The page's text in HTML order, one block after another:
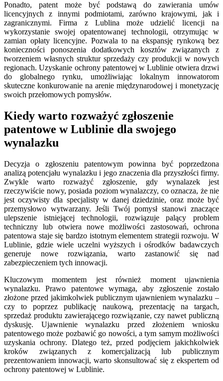
Ponadto, patent może być podstawą do zawierania umów
licencyjnych z innymi podmiotami, zarówno krajowymi, jak i
zagranicznymi. Firma z Lublina może udzielić licencji na
wykorzystanie swojej opatentowanej technologii, otrzymując w
zamian opłaty licencyjne. Pozwala to na ekspansję rynkową bez
konieczności ponoszenia dodatkowych kosztów związanych z
tworzeniem własnych struktur sprzedaży czy produkcji w nowych
regionach. Uzyskanie ochrony patentowej w Lublinie otwiera drzwi
do globalnego rynku, umożliwiając lokalnym innowatorom
skuteczne konkurowanie na arenie międzynarodowej i monetyzację
swoich przełomowych pomysłów.
Kiedy warto rozważyć zgłoszenie
patentowe w Lublinie dla swojego
wynalazku
Decyzja o zgłoszeniu patentowym powinna być poprzedzona
analizą potencjału wynalazku i jego znaczenia dla przyszłości firmy.
Zwykle warto rozważyć zgłoszenie, gdy wynalazek jest
rzeczywiście nowy, posiada poziom wynalazczy, co oznacza, że nie
jest oczywisty dla specjalisty w danej dziedzinie, oraz może być
przemysłowo wytwarzany. Jeśli Twój pomysł stanowi znaczące
ulepszenie istniejącej technologii, rozwiązuje palący problem
techniczny lub otwiera nowe możliwości zastosowań, ochrona
patentowa staje się bardzo istotnym elementem strategii rozwoju. W
Lublinie, gdzie wiele uczelni wyższych i ośrodków badawczych
generuje nowe rozwiązania, warto zastanowić się nad
zabezpieczeniem tych innowacji.
Kluczowym momentem jest również moment ujawnienia
wynalazku. Prawo patentowe wymaga, aby zgłoszenie zostało
złożone przed jakimkolwiek publicznym ujawnieniem wynalazku –
czy to poprzez publikację naukową, prezentację na targach,
sprzedaż produktu zawierającego rozwiązanie, czy nawet publiczną
dyskusję. Ujawnienie wynalazku przed złożeniem wniosku
patentowego może pozbawić go nowości, a tym samym możliwości
uzyskania ochrony. Dlatego też, przed podjęciem jakichkolwiek
kroków związanych z komercjalizacją lub publicznym
prezentowaniem innowacji, warto skonsultować się z ekspertem od
ochrony patentowej w Lublinie.